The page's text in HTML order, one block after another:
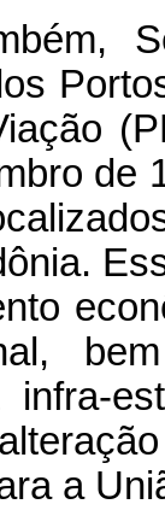
de
infra-
a